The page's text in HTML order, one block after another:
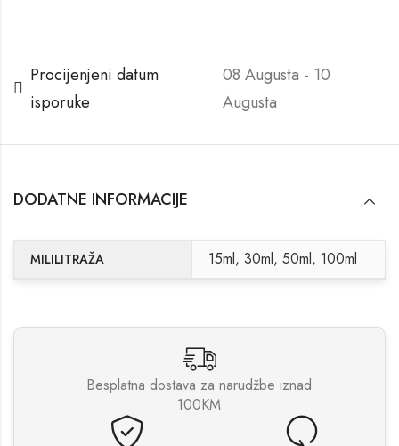
Procijenjeni datum
isporuke
08 Augusta - 10
Augusta
DODATNE INFORMACIJE
MILILITRAŽA 15ml, 30ml, 50ml, 100ml
Besplatna dostava za narudžbe iznad
100KM